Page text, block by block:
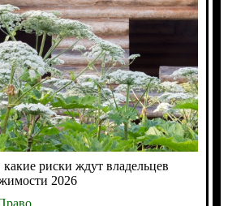
риски ждут владельцев
2026